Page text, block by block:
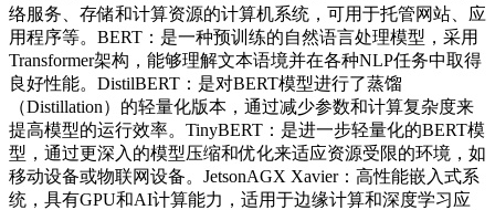
络服务、存储和计算资源的计算机系统，可用于托管网站、应
用程序等。BERT：是一种预训练的自然语言处理模型，采用
Transformer架构，能够理解文本语境并在各种NLP任务中取得
良好性能。DistilBERT：是对BERT模型进行了蒸馏
（Distillation）的轻量化版本，通过减少参数和计算复杂度来
提高模型的运行效率。TinyBERT：是进一步轻量化的BERT模
型，通过更深入的模型压缩和优化来适应资源受限的环境，如
移动设备或物联网设备。JetsonAGX Xavier：高性能嵌入式系
统，具有GPU和AI计算能力，适用于边缘计算和深度学习应